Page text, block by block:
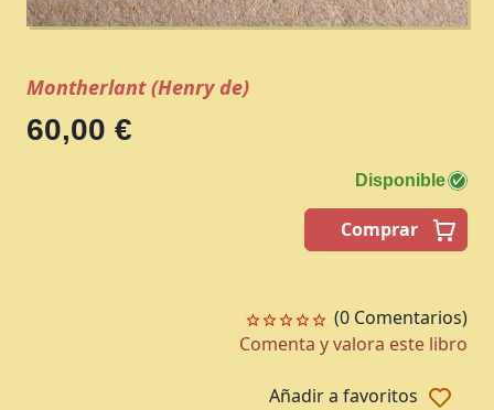
Montherlant (Henry de)
60,00 €
Disponible
Comprar
(0 Comentarios)
Comenta y valora este libro
Añadir a favoritos